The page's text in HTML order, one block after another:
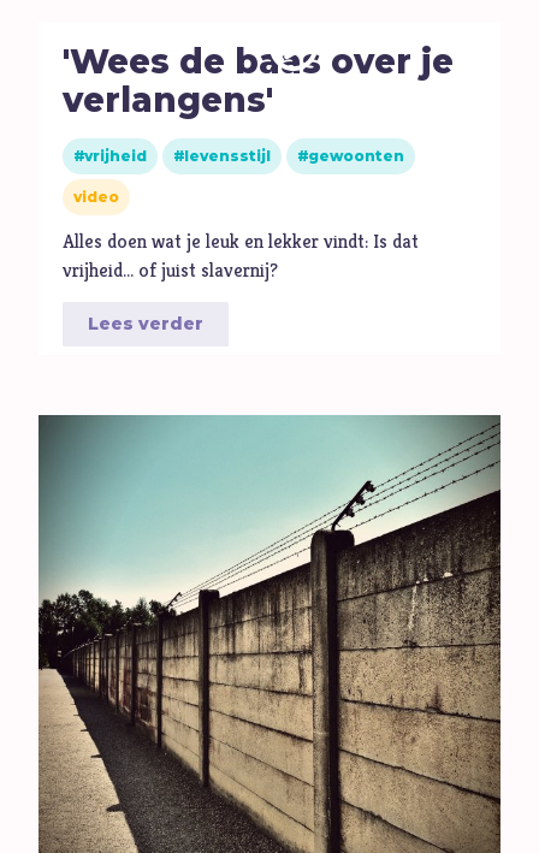
Games
Geld
Genade
Geweld
Gewoonten
Goden
Heiligheid
Hemelvaartsdag
Inspiratie
Islam
Israël
J
Jezus
Jodendom
K
Kerk
Kerst
Keuzes
'Wees de baas over je
verlangens'
vrijheid levensstijl gewoonten
video
Alles doen wat je leuk en lekker vindt: Is dat
vrijheid... of juist slavernij?
Lees verder